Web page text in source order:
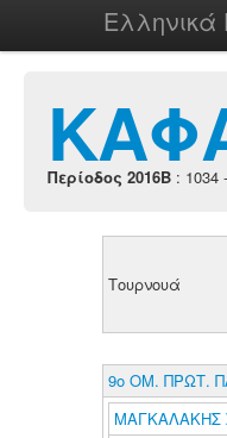
Περίοδος 2016B : 1034
Τουρνουά
9ο ΟΜ. ΠΡΩΤ.
ΜΑΓΚΑΛΑΚΗΣ